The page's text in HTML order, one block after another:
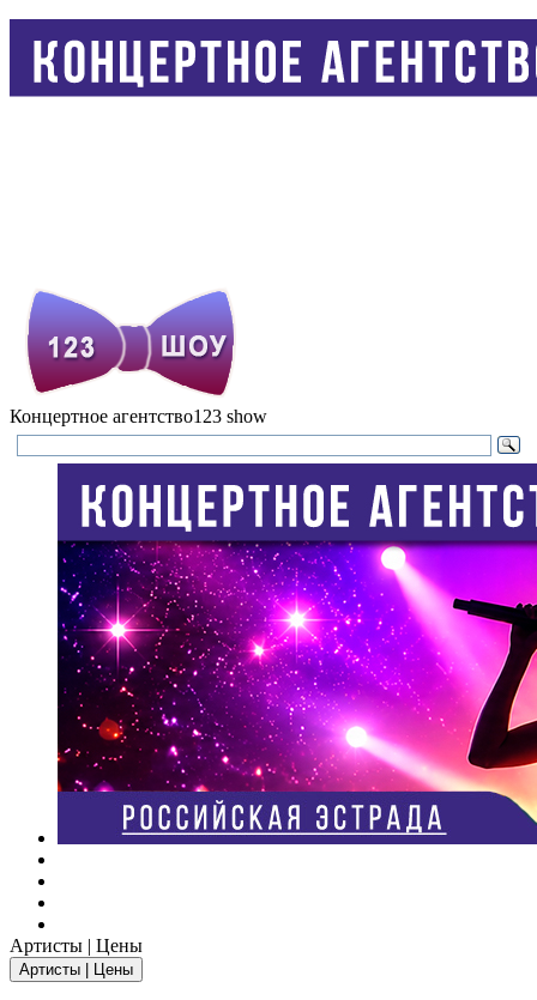
Концертное агентство123 show
Артисты | Цены
Артисты | Цены